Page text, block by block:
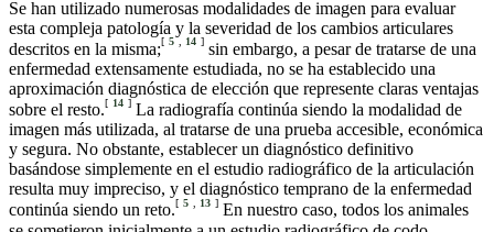
Se han utilizado numerosas modalidades de imagen para evaluar
esta compleja patología y la severidad de los cambios articulares
descritos en la misma;[ 5 , 14 ] sin embargo, a pesar de tratarse de una
enfermedad extensamente estudiada, no se ha establecido una
aproximación diagnóstica de elección que represente claras ventajas
sobre el resto.[ 14 ] La radiografía continúa siendo la modalidad de
imagen más utilizada, al tratarse de una prueba accesible, económica
y segura. No obstante, establecer un diagnóstico definitivo
basándose simplemente en el estudio radiográfico de la articulación
resulta muy impreciso, y el diagnóstico temprano de la enfermedad
continúa siendo un reto.[ 5 13 ] En nuestro caso, todos los animales